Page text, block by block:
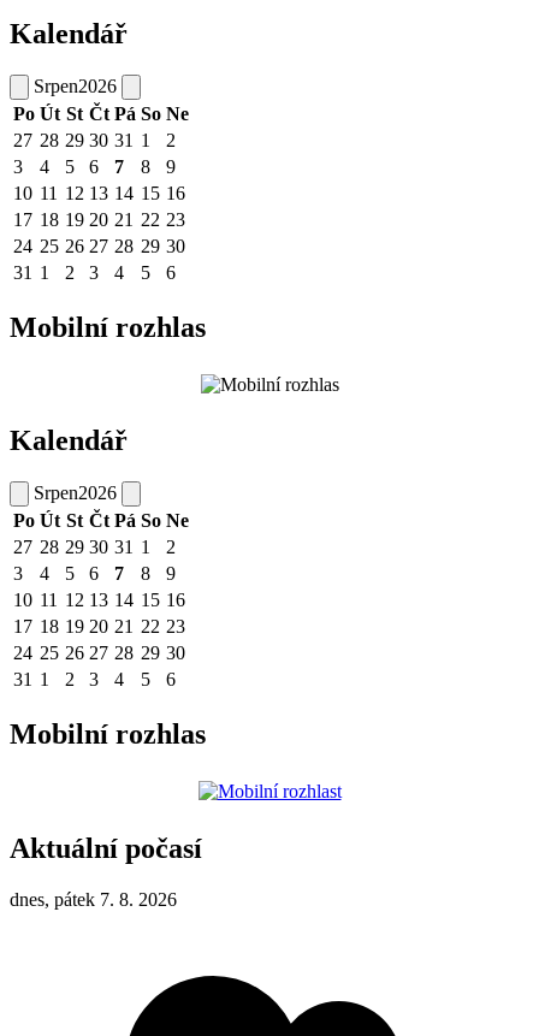
Kalendář
Srpen2026
Po Út St Čt Pá So Ne
27 28 29 30 31 1
2
3
4 5 6 7 8
9
10 11 12 13 14 15 16
17 18 19 20 21 22 23
24 25 26 27 28 29 30
31 1 2 3 4 5 6
Mobilní rozhlas
Kalendář
Srpen2026
Po Út St Čt Pá So Ne
27 28 29 30 31 1
2
3
4 5 6 7 8
9
10 11 12 13 14 15 16
17 18 19 20 21 22 23
24 25 26 27 28 29 30
31 1 2 3 4 5 6
Mobilní rozhlas
Aktuální počasí
dnes, pátek 7. 8. 2026